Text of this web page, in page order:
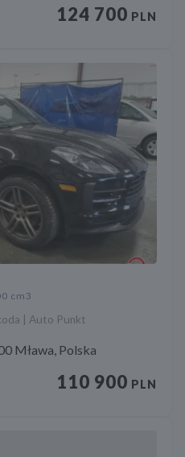
124 700 PLN
cm3
| Auto Punkt
Mława, Polska
110 900 PLN